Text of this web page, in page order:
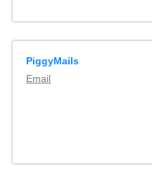
PiggyMails
Email